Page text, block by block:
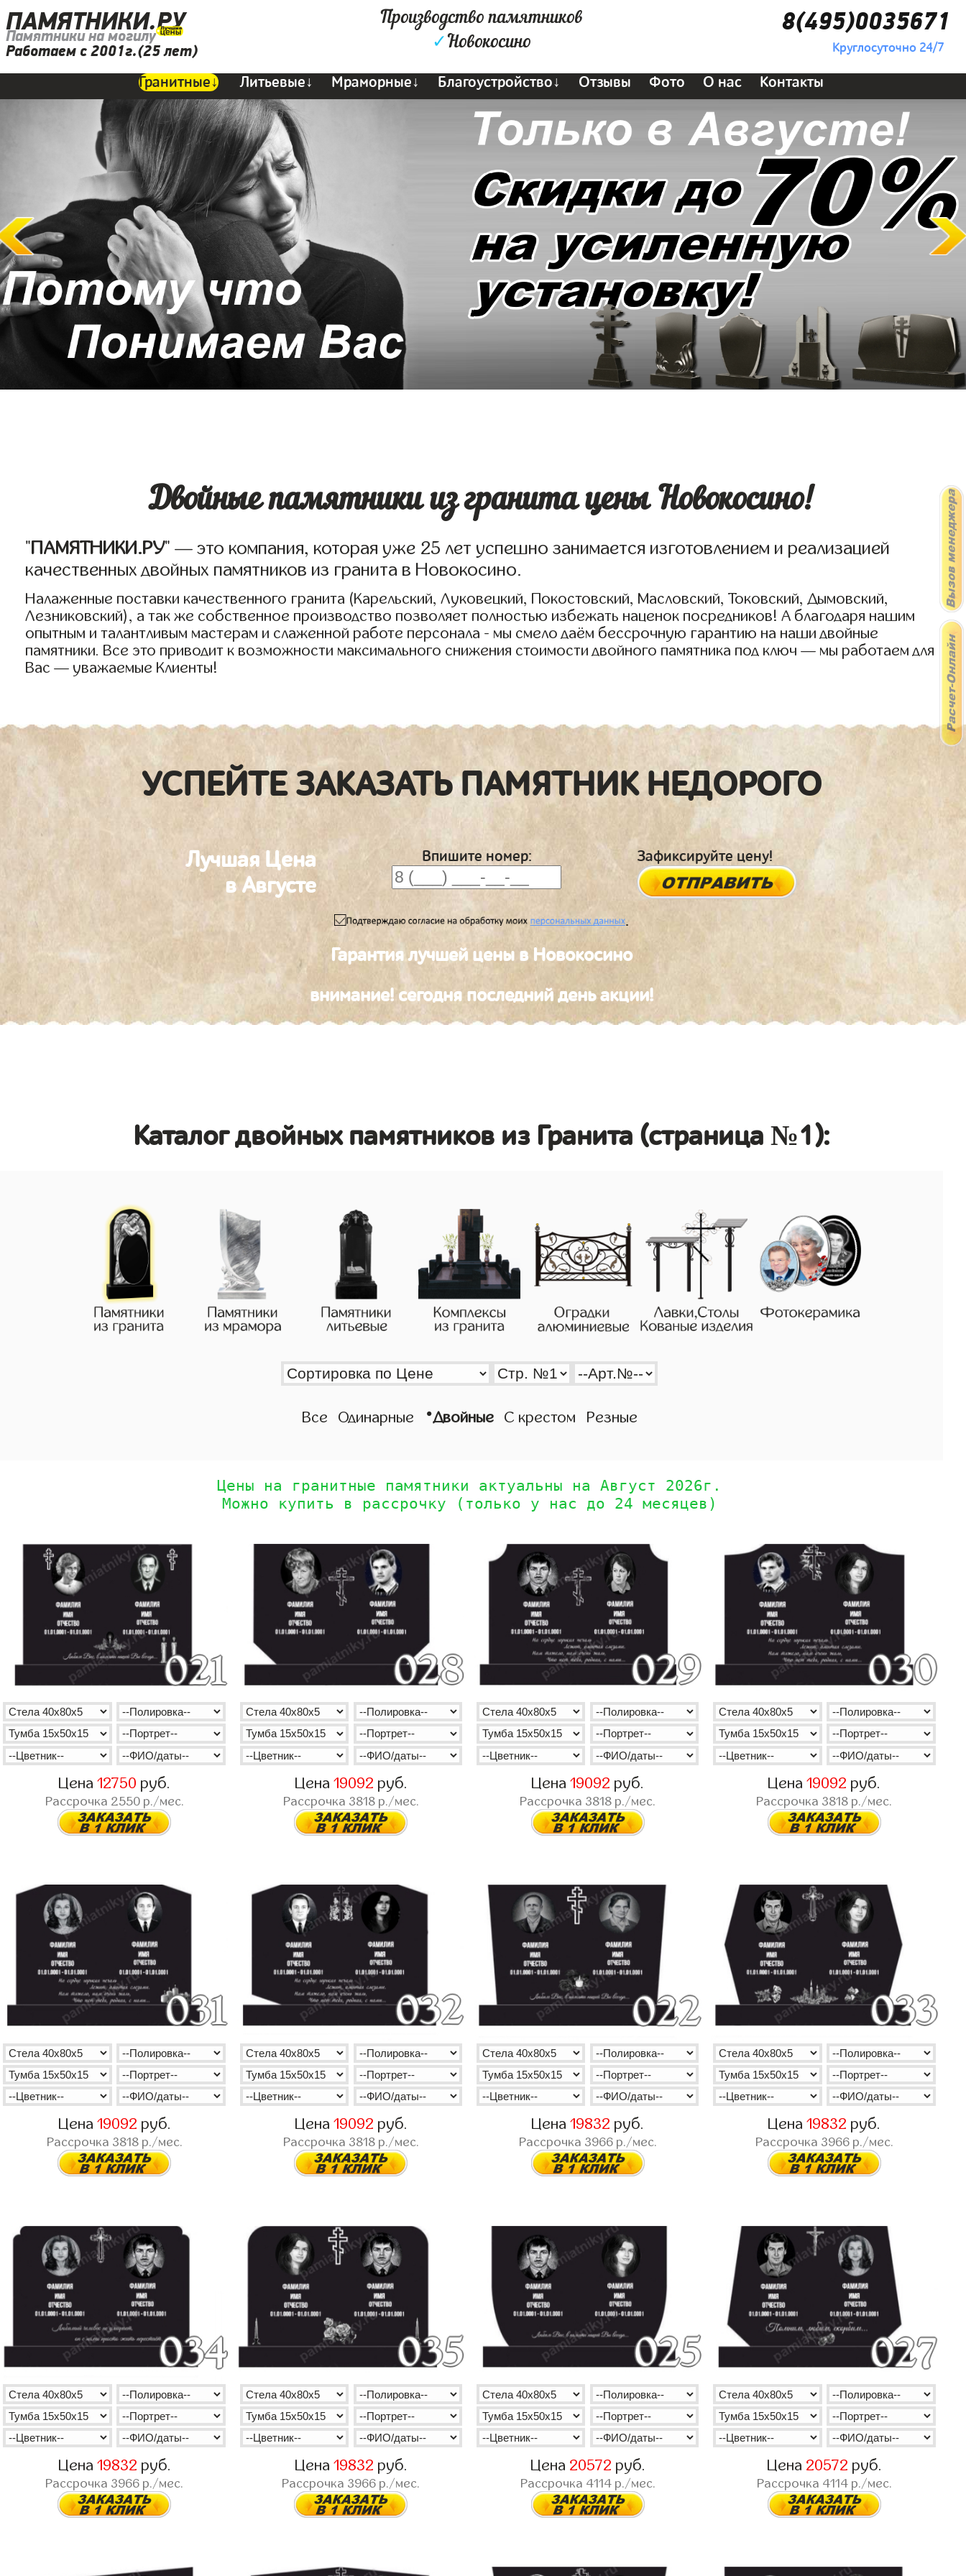
ПАМЯТНИКИ.РУ
Памятники на могилу
Работаем с 2001г.(25 лет)
Производство памятников
✓Новокосино
8(495)0035671
Круглосуточно 24/7
Гранитные↓ Литьевые↓ Мраморные↓ Благоустройство↓ Отзывы Фото О нас Контакты
Двойные памятники из гранита цены Новокосино!
"ПАМЯТНИКИ.РУ" — это компания, которая уже 25 лет успешно занимается изготовлением и реализацией
качественных двойных памятников из гранита в Новокосино.
Налаженные поставки качественного гранита (Карельский, Луковецкий, Покостовский, Масловский, Токовский, Дымовский,
Лезниковский), а так же собственное производство позволяет полностью избежать наценок посредников! А благодаря нашим
опытным и талантливым мастерам и слаженной работе персонала - мы смело даём бессрочную гарантию на наши двойные
памятники. Все это приводит к возможности максимального снижения стоимости двойного памятника под ключ — мы работаем для
Вас — уважаемые Клиенты!
УСПЕЙТЕ ЗАКАЗАТЬ ПАМЯТНИК НЕДОРОГО
Лучшая Цена
в Августе
Впишите номер: Зафиксируйте цену!
.
Гарантия лучшей цены в Новокосино
внимание! сегодня последний день акции!
Каталог двойных памятников из Гранита (страница №1):
Все Одинарные •Двойные С крестом Резные
Цены на гранитные памятники актуальны на Август 2026г.
Можно купить в рассрочку (только у нас до 24 месяцев)
Цена12750 руб.
Рассрочка 2550р./мес.
Цена 19092 руб.
Рассрочка 3818р./мес.
Цена19092 руб.
Рассрочка 3818 р./мес.
Цена19092 руб.
Рассрочка 3818 р./мес.
Цена 19092 руб.
Рассрочка 3818р./мес.
Цена 19092 руб.
Рассрочка 3818р./мес.
Цена19832 руб.
Рассрочка 3966р./мес.
Цена19832 руб.
Рассрочка 3966р./мес.
Цена 19832 руб.
Рассрочка 3966 р./мес.
Цена 19832 руб.
Рассрочка 3966 р./мес.
Цена 20572 руб.
Рассрочка 4114р./мес.
Цена 20572 руб.
Рассрочка 4114р./мес.